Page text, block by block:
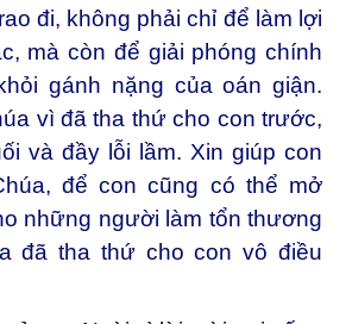
đi, không phải chỉ để làm lợi
mà còn để giải phóng chính
gánh nặng của oán giận.
vì đã tha thứ cho con trước,
và đầy lỗi lầm. Xin giúp con
để con cũng có thể mở
những người làm tổn thương
đã tha thứ cho con vô điều